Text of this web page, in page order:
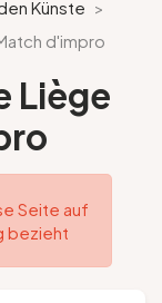
Künste >
d'impro
Liège
Seite auf
bezieht